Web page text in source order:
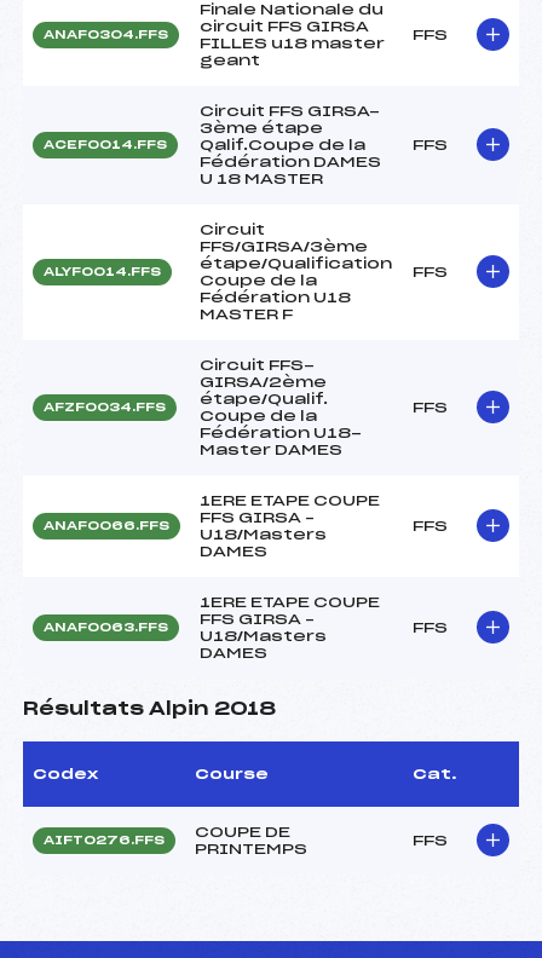
ANAF0304.FFS
Finale Nationale du
circuit FFS GIRSA
FILLES u18 master
geant
FFS
ACEF0014.FFS
Circuit FFS GIRSA-
3ème étape
Qalif.Coupe de la
Fédération DAMES
U 18 MASTER
FFS
ALYF0014.FFS
Circuit
FFS/GIRSA/3ème
étape/Qualification
Coupe de la
Fédération U18
MASTER F
FFS
AFZF0034.FFS
Circuit FFS-
GIRSA/2ème
étape/Qualif.
Coupe de la
Fédération U18-
Master DAMES
FFS
ANAF0066.FFS
1ERE ETAPE COUPE
FFS GIRSA –
U18/Masters
DAMES
FFS
ANAF0063.FFS
1ERE ETAPE COUPE
FFS GIRSA –
U18/Masters
DAMES
FFS
Résultats Alpin 2018
Codex Course Cat.
AIFT0276.FFS
COUPE DE
PRINTEMPS
FFS